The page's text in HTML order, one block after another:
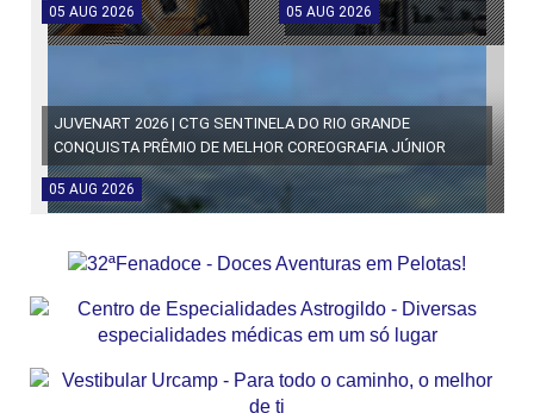
05 AUG 2026 05 AUG 2026
JUVENART 2026 | CTG SENTINELA DO RIO GRANDE
CONQUISTA PRÊMIO DE MELHOR COREOGRAFIA JÚNIOR
05 AUG 2026